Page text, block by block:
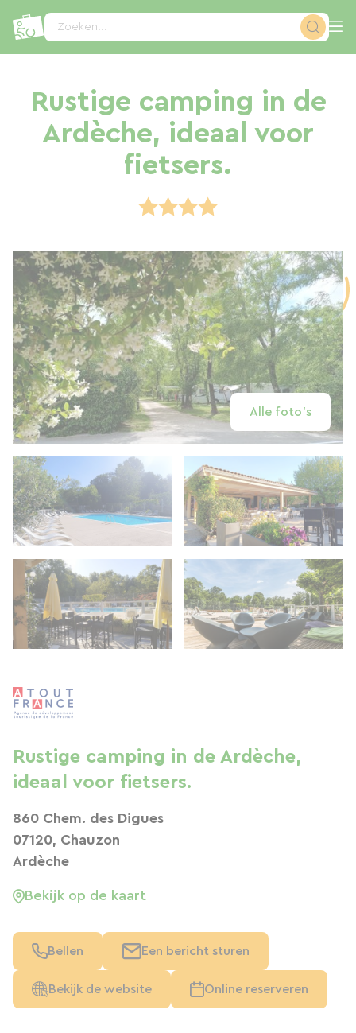
Zoeken...
Rustige camping in de
Ardèche, ideaal voor
fietsers.
Alle foto's
Rustige camping in de Ardèche,
ideaal voor fietsers.
860 Chem. des Digues
07120, Chauzon
Ardèche
Bekijk op de kaart
Bellen Een bericht sturen
Bekijk de website Online reserveren
Cookies beheer paneel